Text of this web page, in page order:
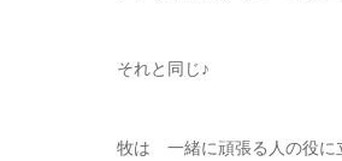
それと同じ♪
牧は 一緒に頑張る人の役に